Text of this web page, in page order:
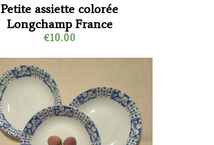
Petite assiette colorée
Longchamp France
€10.00